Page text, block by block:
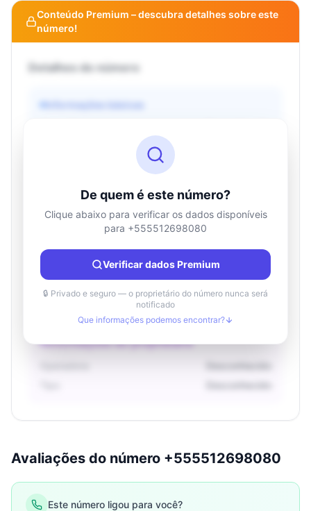
Conteúdo Premium – descubra detalhes sobre este
número!
Detalhes do número
Informações básicas
Informações de localização
País
Desconhecido
Cidade
Desconhecido
Região
Desconhecido
Informações do proprietário
De quem é este número?
Clique abaixo para verificar os dados disponíveis
para +555512698080
Verificar dados Premium
🔒 Privado e seguro — o proprietário do número nunca será
notificado
Que informações podemos encontrar?
Avaliações do número +555512698080
Este número ligou para você?